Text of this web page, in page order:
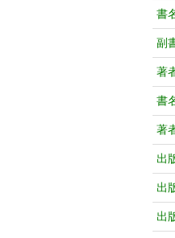
書
副
著
書
著
出
出
出